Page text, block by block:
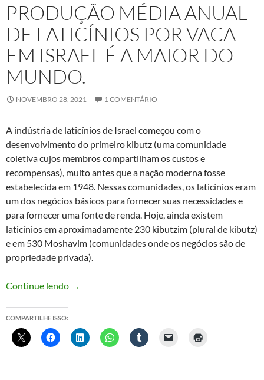
PRODUÇÃO MÉDIA ANUAL
DE LATICÍNIOS POR VACA
EM ISRAEL É A MAIOR DO
MUNDO.
NOVEMBRO 28, 2021 1 COMENTÁRIO
A indústria de laticínios de Israel começou com o
desenvolvimento do primeiro kibutz (uma comunidade
coletiva cujos membros compartilham os custos e
recompensas), muito antes que a nação moderna fosse
estabelecida em 1948. Nessas comunidades, os laticínios eram
um dos negócios básicos para fornecer suas necessidades e
para fornecer uma fonte de renda. Hoje, ainda existem
laticínios em aproximadamente 230 kibutzim (plural de kibutz)
e em 530 Moshavim (comunidades onde os negócios são de
propriedade privada).
Continue lendo Produção média anual de laticínios por vaca
→
COMPARTILHE ISSO: